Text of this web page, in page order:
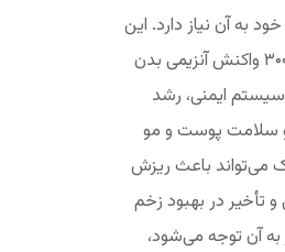
به آن نیاز دارد. این
ماده معدنی در بیش از ۳۰۰ واکنش آنزیمی بدن
ایمنی، رشد
سلامت پوست و مو
می‌تواند باعث ریزش
در بهبود زخم
به آن توجه می‌شود،